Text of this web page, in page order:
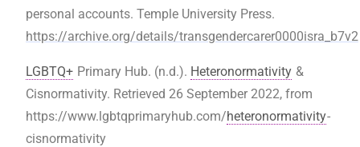
personal accounts. Temple University Press.
https://archive.org/details/transgendercarer0000isra_b7v2
LGBTQ+ Primary Hub. (n.d.). Heteronormativity &
Cisnormativity. Retrieved 26 September 2022, from
https://www.lgbtqprimaryhub.com/heteronormativity-
cisnormativity